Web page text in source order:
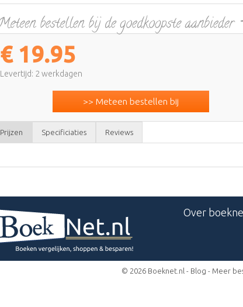
€ 19.95
Levertijd: 2 werkdagen
>> Meteen bestellen bij
Prijzen Specificiaties Reviews
Over
© 2026 Boeknet.nl - Blog - Meer